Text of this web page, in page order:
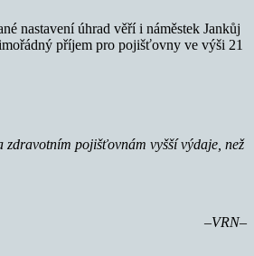
nastavení úhrad věří i náměstek Jankůj
příjem pro pojišťovny ve výši 21
zdravotním pojišťovnám vyšší výdaje, než
–VRN–